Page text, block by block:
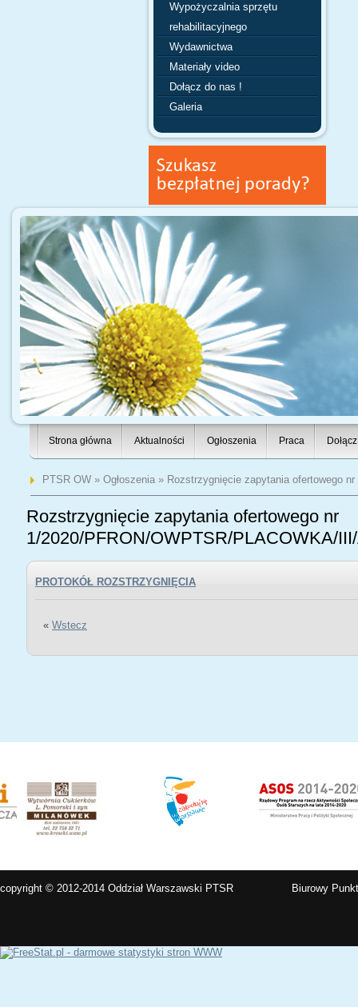
Wypożyczalnia sprzętu
rehabilitacyjnego
Wydawnictwa
Materiały video
Dołącz do nas !
Galeria
Strona główna Aktualności Ogłoszenia Praca
PTSR OW» Ogłoszenia» Rozstrzygnięcie zapytania ofertowego
Rozstrzygnięcie zapytania ofertowego nr
1/2020/PFRON/OWPTSR/PLACOWKA/
PROTOKÓŁ ROZSTRZYGNIĘCIA
« Wstecz
copyright © 2012-2014 Oddział Warszawski PTSR Biurowy